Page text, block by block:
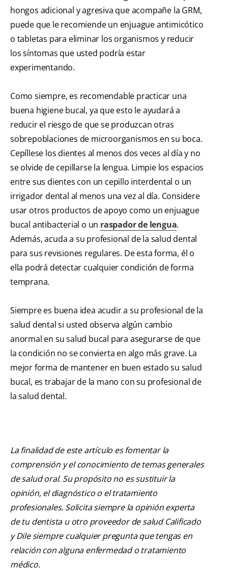
hongos adicional y agresiva que acompañe la GRM,
puede que le recomiende un enjuague antimicótico
o tabletas para eliminar los organismos y reducir
los síntomas que usted podría estar
experimentando.
Como siempre, es recomendable practicar una
buena higiene bucal, ya que esto le ayudará a
reducir el riesgo de que se produzcan otras
sobrepoblaciones de microorganismos en su boca.
Cepíllese los dientes al menos dos veces al día y no
se olvide de cepillarse la lengua. Limpie los espacios
entre sus dientes con un cepillo interdental o un
irrigador dental al menos una vez al día. Considere
usar otros productos de apoyo como un enjuague
bucal antibacterial o un raspador de lengua.
Además, acuda a su profesional de la salud dental
para sus revisiones regulares. De esta forma, él o
ella podrá detectar cualquier condición de forma
temprana.
Siempre es buena idea acudir a su profesional de la
salud dental si usted observa algún cambio
anormal en su salud bucal para asegurarse de que
la condición no se convierta en algo más grave. La
mejor forma de mantener en buen estado su salud
bucal, es trabajar de la mano con su profesional de
la salud dental.
La finalidad de este artículo es fomentar la
comprensión y el conocimiento de temas generales
de salud oral. Su propósito no es sustituir la
opinión, el diagnóstico o el tratamiento
profesionales. Solicita siempre la opinión experta
de tu dentista u otro proveedor de salud Calificado
y Dile siempre cualquier pregunta que tengas en
relación con alguna enfermedad o tratamiento
médico.